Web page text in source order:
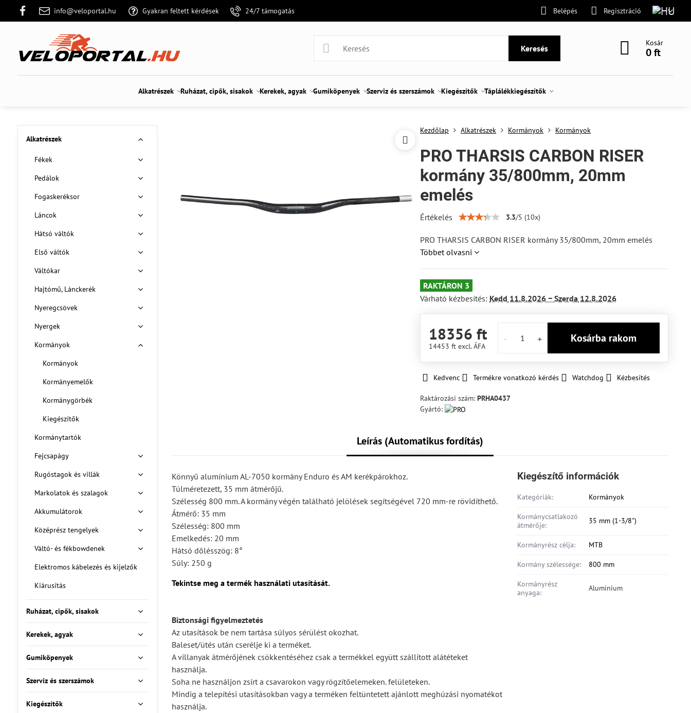
info@veloportal.hu Gyakran feltett kérdések 24/7 támogatás Belépés Regisztráció
Keresés
Kosár
0 ft
Alkatrészek Ruházat, cipők, sisakok Kerekek, agyak Gumiköpenyek Szerviz és szerszámok Kiegészítők Táplálékkiegészítők
Kezdőlap Alkatrészek Kormányok Kormányok
PRO THARSIS CARBON RISER
kormány 35/800mm, 20mm
emelés
Értékelés 3.3/5 (10x)
PRO THARSIS CARBON RISER kormány 35/800mm, 20mm emelés
Többet olvasni
RAKTÁRON 3
Várható kézbesítés: Kedd 11.8.2026 −Szerda 12.8.2026
18356 ft
14453 ftexcl. ÁFA
Kosárba rakom
Kedvenc Termékre vonatkozó kérdés Watchdog Kézbesítés
Raktározási szám:PRHA0437
Gyártó:
Leírás (Automatikus fordítás)
Könnyű alumínium AL-7050 kormány Enduro és AM kerékpárokhoz.
Túlméretezett, 35 mm átmérőjű.
Szélesség 800 mm. A kormány végén található jelölések segítségével 720 mm-re rövidíthető.
Átmérő: 35 mm
Szélesség: 800 mm
Emelkedés: 20 mm
Hátsó dőlésszög: 8°
Súly: 250 g
Tekintse meg a termék használati utasítását.
Biztonsági figyelmeztetés
Az utasítások be nem tartása súlyos sérülést okozhat.
Baleset/ütés után cserélje ki a terméket.
A villanyak átmérőjének csökkentéséhez csak a termékkel együtt szállított alátéteket
használja.
Soha ne használjon zsírt a csavarokon vagy rögzítőelemeken. felületeken.
Mindig a telepítési utasításokban vagy a terméken feltüntetett ajánlott meghúzási nyomatékot
használja.
Kiegészítő információk
Kategóriák: Kormányok
Kormánycsatlakozó
átmérője:
35 mm (1-3/8")
Kormányrész célja: MTB
Kormány szélessége: 800 mm
Kormányrész
anyaga:
Alumínium
Alkatrészek
Fékek
Pedálok
Fogaskeréksor
Láncok
Hátsó váltók
Első váltók
Váltókar
Hajtómű, Lánckerék
Nyeregcsövek
Nyergek
Kormányok
Kormányok
Kormányemelők
Kormánygörbék
Kiegészítők
Kormánytartók
Fejcsapágy
Rugóstagok és villák
Markolatok és szalagok
Akkumulátorok
Középrész tengelyek
Váltó- és fékbowdenek
Elektromos kábelezés és kijelzők
Kiárusítás
Ruházat, cipők, sisakok
Kerekek, agyak
Gumiköpenyek
Szerviz és szerszámok
Kiegészítők